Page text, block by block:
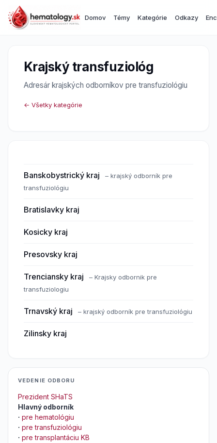
Domov Témy Kategórie Odkazy
Krajský transfuziológ
Adresár krajských odborníkov pre transfuziológiu
← Všetky kategórie
Banskobystrický kraj
– krajský odborník pre
transfuziológiu
Bratislavky kraj
Kosicky kraj
Presovsky kraj
Trenciansky kraj
– Krajsky odbornik pre
transfuziologiu
Trnavský kraj – krajský odborník pre transfuziológiu
Zilinsky kraj
VEDENIE ODBORU
Prezident SHaTS
Hlavný odborník
· pre hematológiu
· pre transfuziológiu
· pre transplantáciu KB